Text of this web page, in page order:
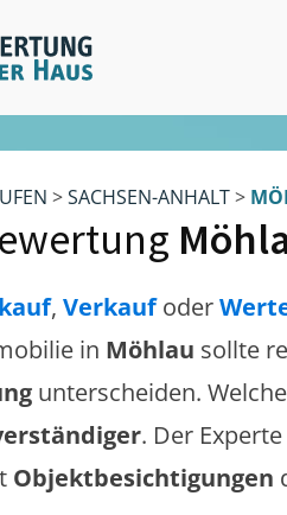
>SACHSEN-ANHALT>
, Verkaufoder
in Möhlau sollte
unterscheiden.
. Der
Objektbesichtigungen